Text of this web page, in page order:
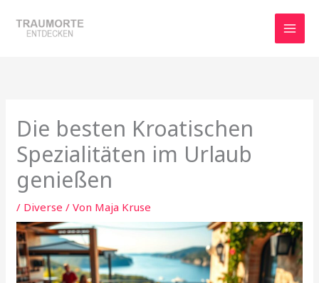
Inhalt
Die besten Kroatischen
Spezialitäten im Urlaub
genießen
/ Diverse / Von Maja Kruse